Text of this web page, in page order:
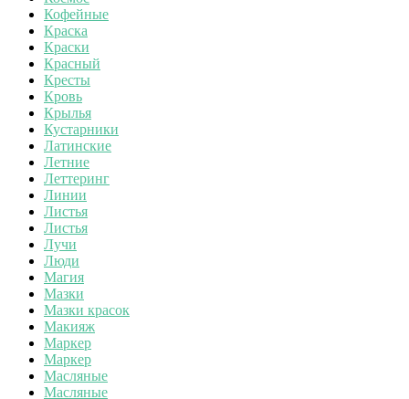
Кофейные
Краска
Краски
Красный
Кресты
Кровь
Крылья
Кустарники
Латинские
Летние
Леттеринг
Линии
Листья
Листья
Лучи
Люди
Магия
Мазки
Мазки красок
Макияж
Маркер
Маркер
Масляные
Масляные